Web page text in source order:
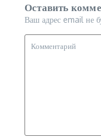
Оставить
Ваш адрес email не